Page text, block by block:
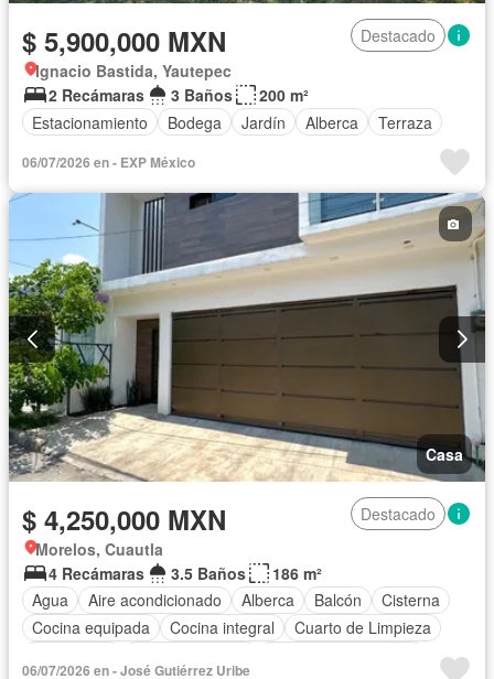
$ 5,900,000 MXN
Destacado
Ignacio Bastida, Yautepec
2 Recámaras
3 Baños
200 m²
Estacionamiento
Bodega Jardín Alberca Terraza
06/07/2026 en - EXP México
Casa
$ 4,250,000 MXN
Destacado
Morelos, Cuautla
4 Recámaras
3.5 Baños
186 m²
Agua
Aire acondicionado Alberca Balcón
Cisterna
Cocina equipada
Cocina integral
Cuarto de Limpieza
06/07/2026 en - José Gutiérrez Uribe